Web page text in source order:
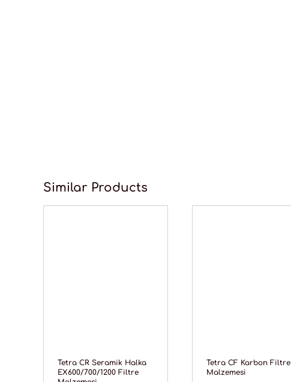
Similar Products
Tetra CR Seramik Halka
EX600/700/1200 Filtre
Tetra CF Karbon Filtre
Malzemesi